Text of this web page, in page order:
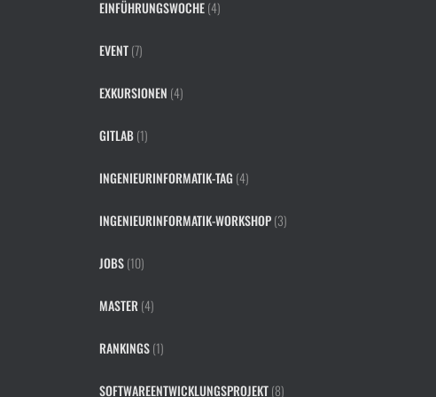
EINFÜHRUNGSWOCHE(4)
EVENT(7)
EXKURSIONEN (4)
GITLAB(1)
INGENIEURINFORMATIK-TAG (4)
INGENIEURINFORMATIK-WORKSHOP(3)
JOBS(10)
MASTER (4)
RANKINGS(1)
SOFTWAREENTWICKLUNGSPROJEKT(8)